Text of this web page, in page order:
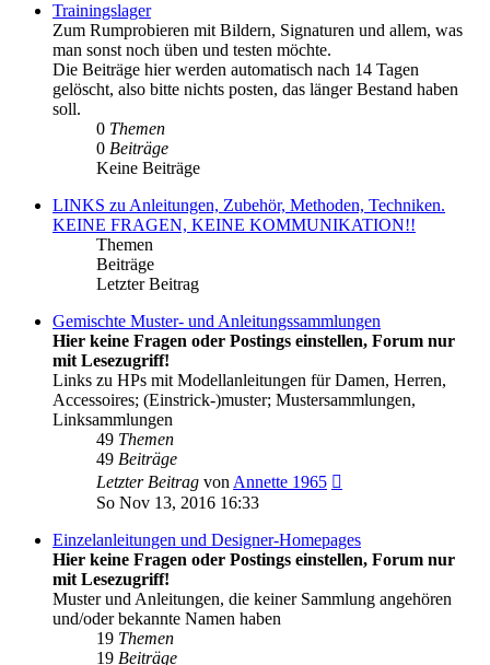
Trainingslager
Zum Rumprobieren mit Bildern, Signaturen und allem, was
man sonst noch üben und testen möchte.
Die Beiträge hier werden automatisch nach 14 Tagen
gelöscht, also bitte nichts posten, das länger Bestand haben
soll.
0 Themen
0 Beiträge
Keine Beiträge
LINKS zu Anleitungen, Zubehör, Methoden, Techniken.
KEINE FRAGEN, KEINE KOMMUNIKATION!!
Themen
Beiträge
Letzter Beitrag
Gemischte Muster- und Anleitungssammlungen
Hier keine Fragen oder Postings einstellen, Forum nur
mit Lesezugriff!
Links zu HPs mit Modellanleitungen für Damen, Herren,
Accessoires; (Einstrick-)muster; Mustersammlungen,
Linksammlungen
49 Themen
49 Beiträge
Letzter Beitrag vonAnnette 1965
So Nov 13, 2016 16:33
Einzelanleitungen und Designer-Homepages
Hier keine Fragen oder Postings einstellen, Forum nur
mit Lesezugriff!
Muster und Anleitungen, die keiner Sammlung angehören
und/oder bekannte Namen haben
19 Themen
19 Beiträge